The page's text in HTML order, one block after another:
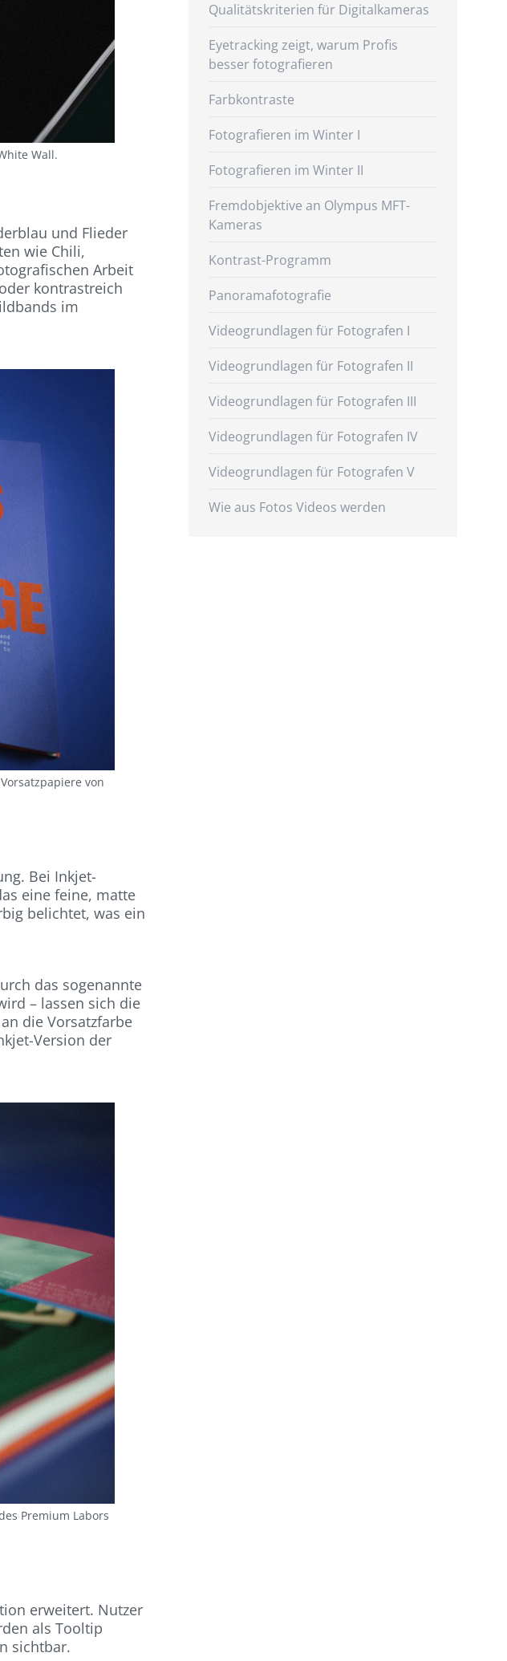
Wall.
und Flieder
wie Chili,
Arbeit
kontrastreich
im
von
Bei Inkjet-
eine feine, matte
belichtet, was ein
das sogenannte
– lassen sich die
die Vorsatzfarbe
Version der
Premium Labors
erweitert. Nutzer
als Tooltip
sichtbar.
Qualitätskriterien für Digitalkameras
Eyetracking zeigt, warum Profis
besser fotografieren
Farbkontraste
Fotografieren im Winter I
Fotografieren im Winter II
Fremdobjektive an Olympus MFT-
Kameras
Kontrast-Programm
Panoramafotografie
Videogrundlagen für Fotografen I
Videogrundlagen für Fotografen II
Videogrundlagen für Fotografen III
Videogrundlagen für Fotografen IV
Videogrundlagen für Fotografen V
Wie aus Fotos Videos werden